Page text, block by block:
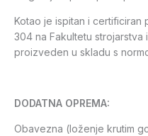
Kotao je ispitan i certificiran
304 na Fakultetu
proizveden u skladu s
DODATNA OPREMA:
Obavezna (loženje krutim